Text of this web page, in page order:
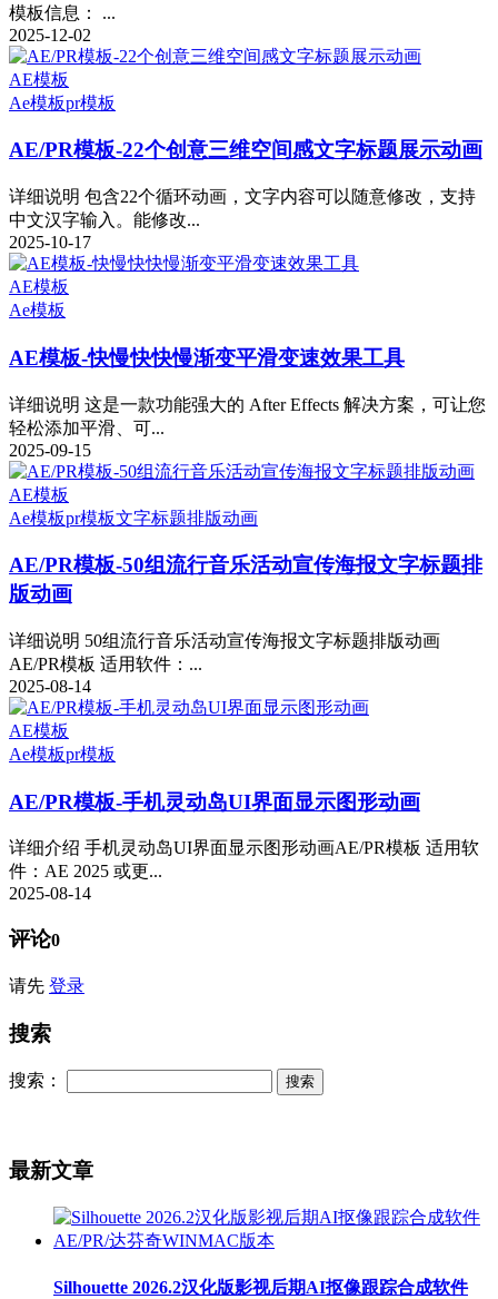
模板信息： ...
2025-12-02
AE模板
Ae模板pr模板
AE/PR模板-22个创意三维空间感文字标题展示动画
详细说明 包含22个循环动画，文字内容可以随意修改，支持
中文汉字输入。能修改...
2025-10-17
AE模板
Ae模板
AE模板-快慢快快慢渐变平滑变速效果工具
详细说明 这是一款功能强大的 After Effects 解决方案，可让您
轻松添加平滑、可...
2025-09-15
AE模板
Ae模板pr模板文字标题排版动画
AE/PR模板-50组流行音乐活动宣传海报文字标题排
版动画
详细说明 50组流行音乐活动宣传海报文字标题排版动画
AE/PR模板 适用软件：...
2025-08-14
AE模板
Ae模板pr模板
AE/PR模板-手机灵动岛UI界面显示图形动画
详细介绍 手机灵动岛UI界面显示图形动画AE/PR模板 适用软
件：AE 2025 或更...
2025-08-14
评论0
请先 登录
搜索
搜索：
最新文章
Silhouette 2026.2汉化版影视后期AI抠像跟踪合成软件